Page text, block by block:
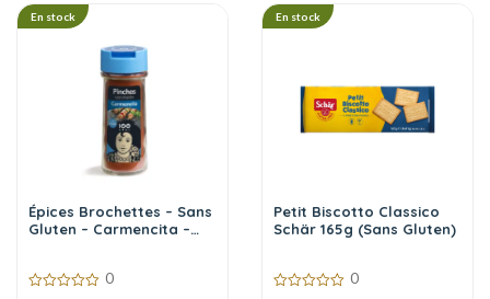
En stock
Épices Brochettes – Sans
Gluten – Carmencita –
0
En stock
Petit Biscotto Classico
Schär 165g (Sans Gluten)
0